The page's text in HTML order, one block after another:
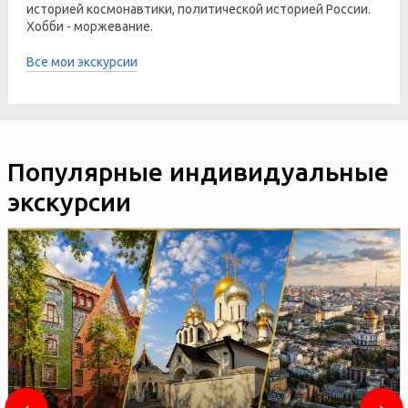
историей космонавтики, политической историей России.
Хобби - моржевание.
Все мои экскурсии
Популярные индивидуальные
экскурсии